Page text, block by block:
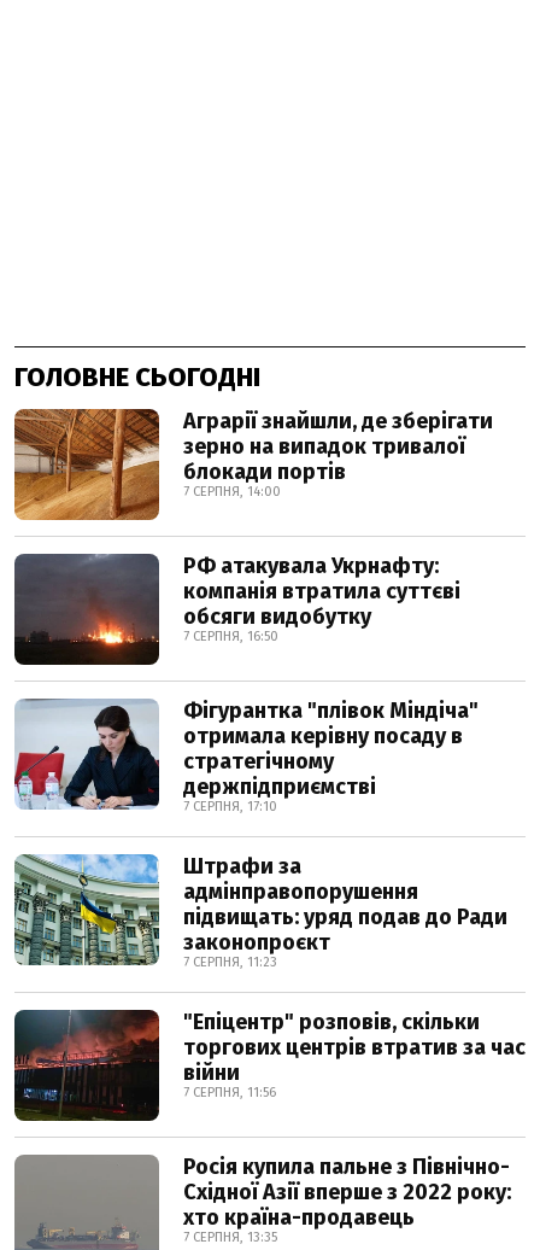
ГОЛОВНЕ СЬОГОДНІ
Аграрії знайшли, де зберігати
зерно на випадок тривалої
блокади портів
7 СЕРПНЯ, 14:00
РФ атакувала Укрнафту:
компанія втратила суттєві
обсяги видобутку
7 СЕРПНЯ, 16:50
Фігурантка "плівок Міндіча"
отримала керівну посаду в
стратегічному
держпідприємстві
7 СЕРПНЯ, 17:10
Штрафи за
адмінправопорушення
підвищать: уряд подав до Ради
законопроєкт
7 СЕРПНЯ, 11:23
"Епіцентр" розповів, скільки
торгових центрів втратив за час
війни
7 СЕРПНЯ, 11:56
Росія купила пальне з Північно-
Східної Азії вперше з 2022 року:
хто країна-продавець
7 СЕРПНЯ, 13:35